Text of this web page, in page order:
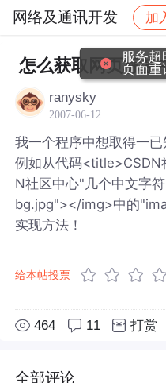
网络及通讯开发 加
社区 网络及通讯开发
怎么获取网页标签
ranysky
2007-06-12
我一个程序中想取得一
例如从代码
N社区中心"几个中文字
bg.jpg"></img>中的
实现方法！
给本帖投票
464 11 打赏
全部评论
服务超
页面重